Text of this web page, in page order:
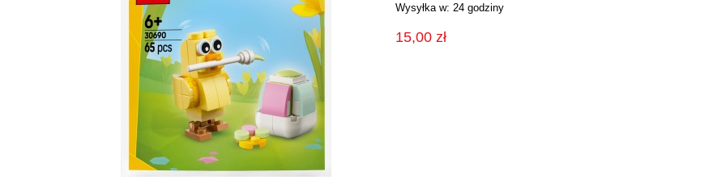
Wysyłka w: 24 godziny
15,00 zł